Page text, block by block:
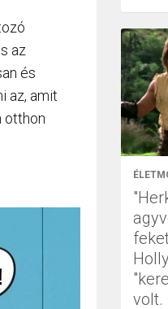
az
és
az, amit
otthon
volt.